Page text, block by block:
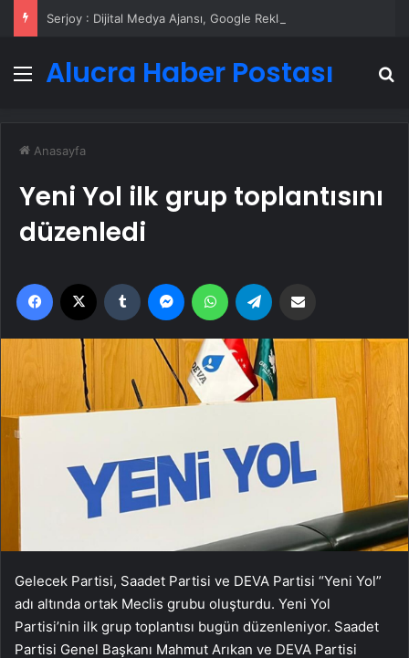
MenüAlucra Haber Postası
Anasayfa
Yeni Yol ilk grup toplantısını
düzenledi
Facebook Tumblr MessengerWhatsApp
Gelecek Partisi, Saadet Partisi ve DEVA Partisi “Yeni Yol”
adı altında ortak Meclis grubu oluşturdu. Yeni Yol
Partisi’nin ilk grup toplantısı bugün düzenleniyor. Saadet
Partisi Genel Başkanı Mahmut Arıkan ve DEVA Partisi